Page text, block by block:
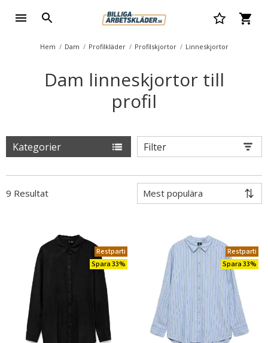
Hem Dam Profilkläder Profilskjortor Linneskjortor
Dam linneskjortor till
profil
Kategorier Filter
9 Resultat
Restparti
Spara 33%
Restparti
Spara 33%